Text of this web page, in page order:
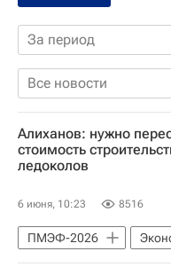
За период
Все новости
Алиханов: нужно
стоимость
ледоколов
6 июня, 10:23 8516
ПМЭФ-2026